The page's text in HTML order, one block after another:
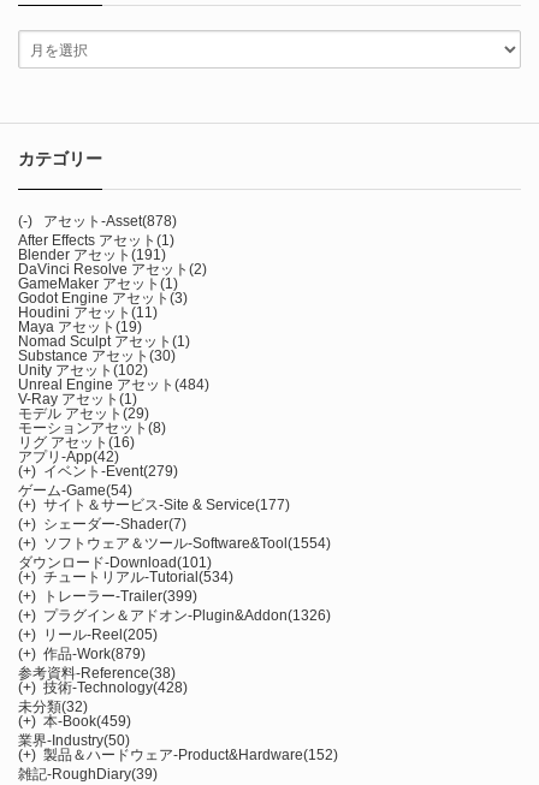
カテゴリー
(-) アセット-Asset(878)
After Effects アセット (1)
Blender アセット (191)
DaVinci Resolve アセット (2)
GameMaker アセット (1)
Godot Engine アセット (3)
Houdini アセット (11)
Maya アセット (19)
Nomad Sculpt アセット (1)
Substance アセット (30)
Unity アセット (102)
Unreal Engine アセット (484)
V-Ray アセット (1)
モデル アセット (29)
モーションアセット (8)
リグ アセット (16)
アプリ-App(42)
(+) イベント-Event(279)
ゲーム-Game(54)
(+) サイト＆サービス-Site & Service(177)
(+) シェーダー-Shader(7)
(+) ソフトウェア＆ツール-Software&Tool (1554)
ダウンロード-Download(101)
(+) チュートリアル-Tutorial (534)
(+)
トレーラー-Trailer(399)
(+) プラグイン＆アドオン-Plugin&Addon(1326)
(+) リール-Reel (205)
(+) 作品-Work(879)
参考資料-Reference(38)
(+) 技術-Technology(428)
未分類(32)
(+) 本-Book(459)
業界-Industry(50)
(+) 製品＆ハードウェア-Product&Hardware(152)
雑記-RoughDiary(39)